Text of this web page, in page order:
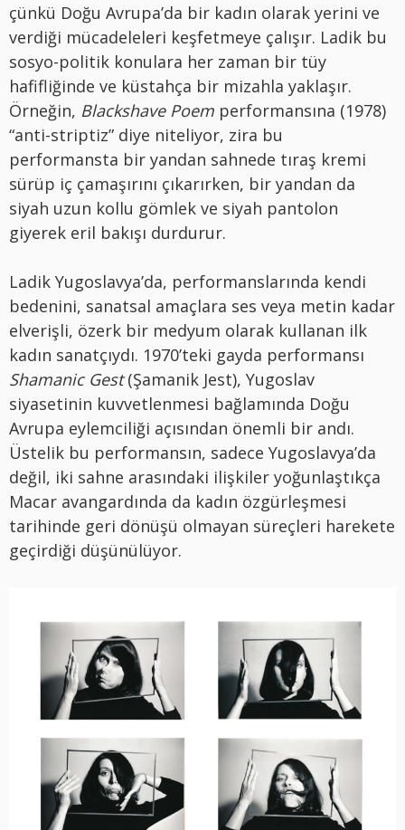
çünkü Doğu Avrupa’da bir kadın olarak yerini ve
verdiği mücadeleleri keşfetmeye çalışır. Ladik bu
sosyo-politik konulara her zaman bir tüy
hafifliğinde ve küstahça bir mizahla yaklaşır.
Örneğin, Blackshave Poem performansına (1978)
“anti-striptiz” diye niteliyor, zira bu
performansta bir yandan sahnede tıraş kremi
sürüp iç çamaşırını çıkarırken, bir yandan da
siyah uzun kollu gömlek ve siyah pantolon
giyerek eril bakışı durdurur.
Ladik Yugoslavya’da, performanslarında kendi
bedenini, sanatsal amaçlara ses veya metin kadar
elverişli, özerk bir medyum olarak kullanan ilk
kadın sanatçıydı. 1970’teki gayda performansı
Shamanic Gest(Şamanik Jest), Yugoslav
siyasetinin kuvvetlenmesi bağlamında Doğu
Avrupa eylemciliği açısından önemli bir andı.
Üstelik bu performansın, sadece Yugoslavya’da
değil, iki sahne arasındaki ilişkiler yoğunlaştıkça
Macar avangardında da kadın özgürleşmesi
tarihinde geri dönüşü olmayan süreçleri harekete
geçirdiği düşünülüyor.